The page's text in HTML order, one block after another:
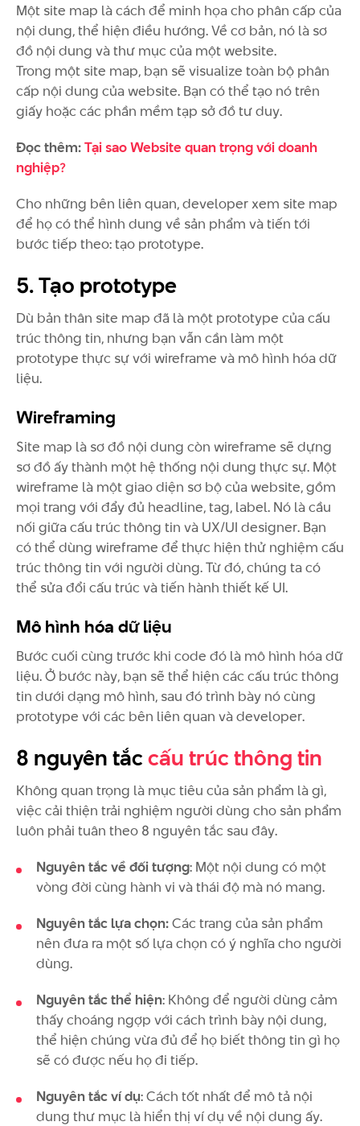
Một site map là cách để minh họa cho phân cấp của
nội dung, thể hiện điều hướng. Về cơ bản, nó là sơ
đồ nội dung và thư mục của một website.
Trong một site map, bạn sẽ visualize toàn bộ phân
cấp nội dung của website. Bạn có thể tạo nó trên
giấy hoặc các phần mềm tạp sở đồ tư duy.
Đọc thêm:Tại sao Website quan trọng với doanh
nghiệp?
Cho những bên liên quan, developer xem site map
để họ có thể hình dung về sản phẩm và tiến tới
bước tiếp theo: tạo prototype.
5. Tạo prototype
Dù bản thân site map đã là một prototype của cấu
trúc thông tin, nhưng bạn vẫn cần làm một
prototype thực sự với wireframe và mô hình hóa dữ
liệu.
Wireframing
Site map là sơ đồ nội dung còn wireframe sẽ dựng
sơ đồ ấy thành một hệ thống nội dung thực sự. Một
wireframe là một giao diện sơ bộ của website, gồm
mọi trang với đẩy đủ headline, tag, label. Nó là cầu
nối giữa cấu trúc thông tin và UX/UI designer. Bạn
có thể dùng wireframe để thực hiện thử nghiệm cấu
trúc thông tin với người dùng. Từ đó, chúng ta có
thể sửa đổi cấu trúc và tiến hành thiết kế UI.
Mô hình hóa dữ liệu
Bước cuối cùng trước khi code đó là mô hình hóa dữ
liệu. Ở bước này, bạn sẽ thể hiện các cấu trúc thông
tin dưới dạng mô hình, sau đó trình bày nó cùng
prototype với các bên liên quan và developer.
8 nguyên tắccấu trúc thông tin
Không quan trọng là mục tiêu của sản phẩm là gì,
việc cải thiện trải nghiệm người dùng cho sản phẩm
luôn phải tuân theo 8 nguyên tắc sau đây.
Nguyên tắc về đối tượng: Một nội dung có một
vòng đời cùng hành vi và thái độ mà nó mang.
Nguyên tắc lựa chọn:Các trang của sản phẩm
nên đưa ra một số lựa chọn có ý nghĩa cho người
dùng.
Nguyên tắc thể hiện: Không để người dùng cảm
thấy choáng ngợp với cách trình bày nội dung,
thể hiện chúng vừa đủ để họ biết thông tin gì họ
sẽ có được nếu họ đi tiếp.
Nguyên tắc ví dụ: Cách tốt nhất để mô tả nội
dung thư mục là hiển thị ví dụ về nội dung ấy.